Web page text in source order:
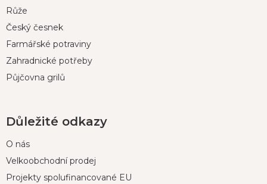
Růže
Český česnek
Farmářské potraviny
Zahradnické potřeby
Půjčovna grilů
Důležité odkazy
O nás
Velkoobchodní prodej
Projekty spolufinancované EU